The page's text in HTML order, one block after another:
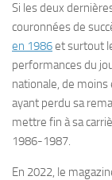
Si les deux
couronnées de
en 1986et surtout
performances du
nationale, de moins
ayant perdu sa
mettre fin à sa
1986-1987.
En 2022, le